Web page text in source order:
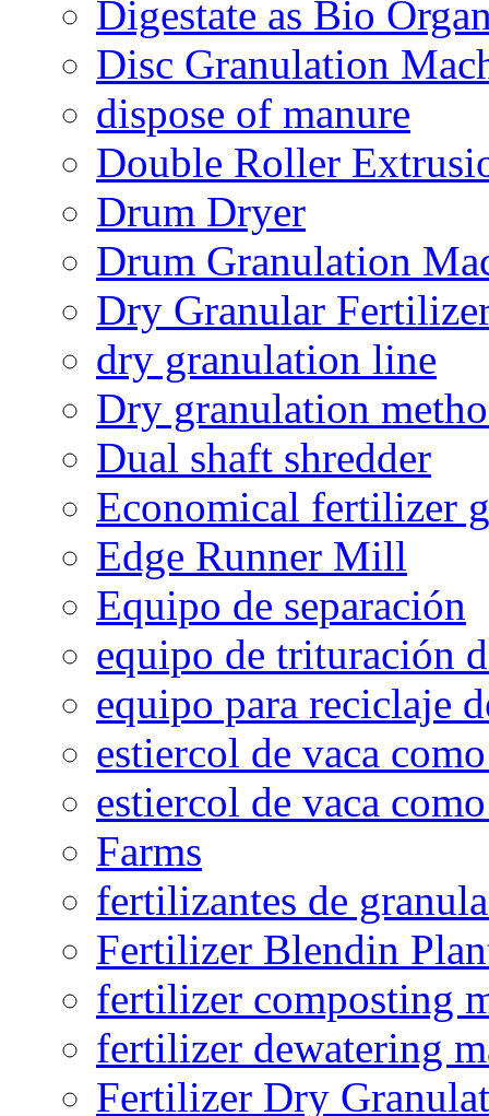
Digestate as Bio
Disc Granulation
dispose of manure
Double Roller
Drum Dryer
Drum Granulation
Dry Granular
dry granulation line
Dry granulation
Dual shaft shredder
Economical fertilizer
Edge Runner Mill
Equipo de separación
equipo de trituración
equipo para reciclaje
estiercol de vaca
estiercol de vaca
Farms
fertilizantes de
Fertilizer Blendin
fertilizer composting
fertilizer dewatering
Fertilizer Dry